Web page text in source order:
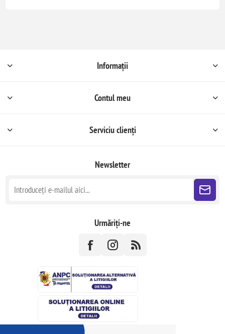
Informații
Contul meu
Serviciu clienți
Newsletter
Urmăriți-ne